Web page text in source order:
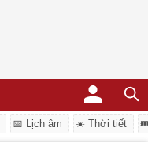
📅 Lịch âm ☀️ Thời tiết